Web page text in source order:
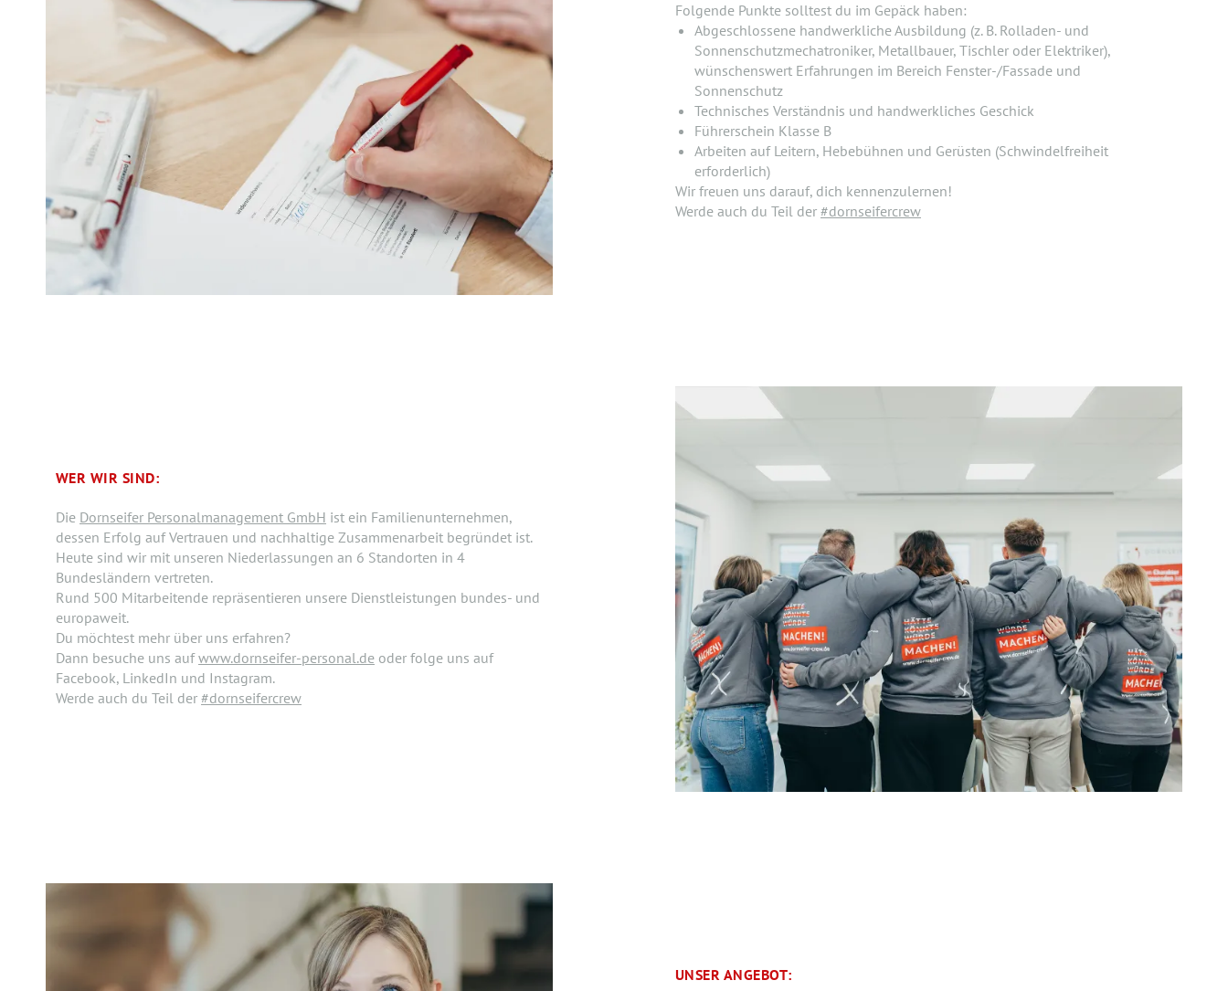
Folgende Punkte solltest du im Gepäck haben:
Abgeschlossene handwerkliche Ausbildung (z. B. Rolladen- und
Sonnenschutzmechatroniker, Metallbauer, Tischler oder Elektriker),
wünschenswert Erfahrungen im Bereich Fenster-/Fassade und
Sonnenschutz
Technisches Verständnis und handwerkliches Geschick
Führerschein Klasse B
Arbeiten auf Leitern, Hebebühnen und Gerüsten (Schwindelfreiheit
erforderlich)
Wir freuen uns darauf, dich kennenzulernen!
Werde auch du Teil der #dornseifercrew
WER WIR SIND:
Die Dornseifer Personalmanagement GmbH ist ein Familienunternehmen,
dessen Erfolg auf Vertrauen und nachhaltige Zusammenarbeit begründet ist.
Heute sind wir mit unseren Niederlassungen an 6 Standorten in 4
Bundesländern vertreten.
Rund 500 Mitarbeitende repräsentieren unsere Dienstleistungen bundes- und
europaweit.
Du möchtest mehr über uns erfahren?
Dann besuche uns aufwww.dornseifer-personal.de oder folge uns auf
Facebook, LinkedIn und Instagram.
Werde auch du Teil der #dornseifercrew
UNSER ANGEBOT: